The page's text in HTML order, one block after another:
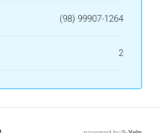
(98) 99907-1264
2